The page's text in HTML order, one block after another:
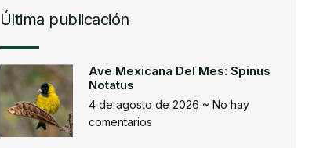
Última publicación
Ave Mexicana Del Mes: Spinus
Notatus
4 de agosto de 2026
No hay
comentarios